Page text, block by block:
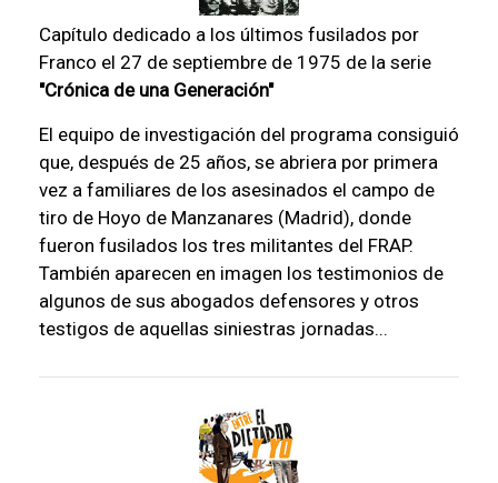
Capítulo dedicado a los últimos fusilados por
Franco el 27 de septiembre de 1975 de la serie
"Crónica de una Generación"
El equipo de investigación del programa consiguió
que, después de 25 años, se abriera por primera
vez a familiares de los asesinados el campo de
tiro de Hoyo de Manzanares (Madrid), donde
fueron fusilados los tres militantes del FRAP.
También aparecen en imagen los testimonios de
algunos de sus abogados defensores y otros
testigos de aquellas siniestras jornadas...